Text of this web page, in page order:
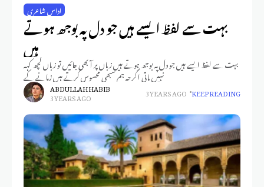
اداس شاعری
بہت سے لفظ ایسے ہیں جو دل پہ بوجھ ہوتے
ہیں
بہت سے لفظ ایسے ہیں جو دل پہ بوجھ ہوتے ہیں زباں پر آ بھی جائیں تو زباں کچھ کہہ
نہیں پاتی اگرچہ ہم سبھی محسوس کرتے ہیں زمانے کے
ABDULLAH HABIB
3 YEARS AGO 3 YEARS AGO KEEP READING